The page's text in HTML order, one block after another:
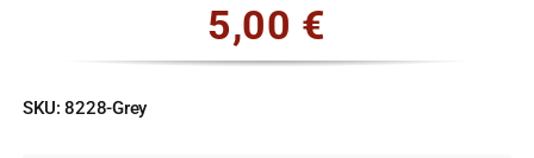
5,00 €
SKU:8228-Grey